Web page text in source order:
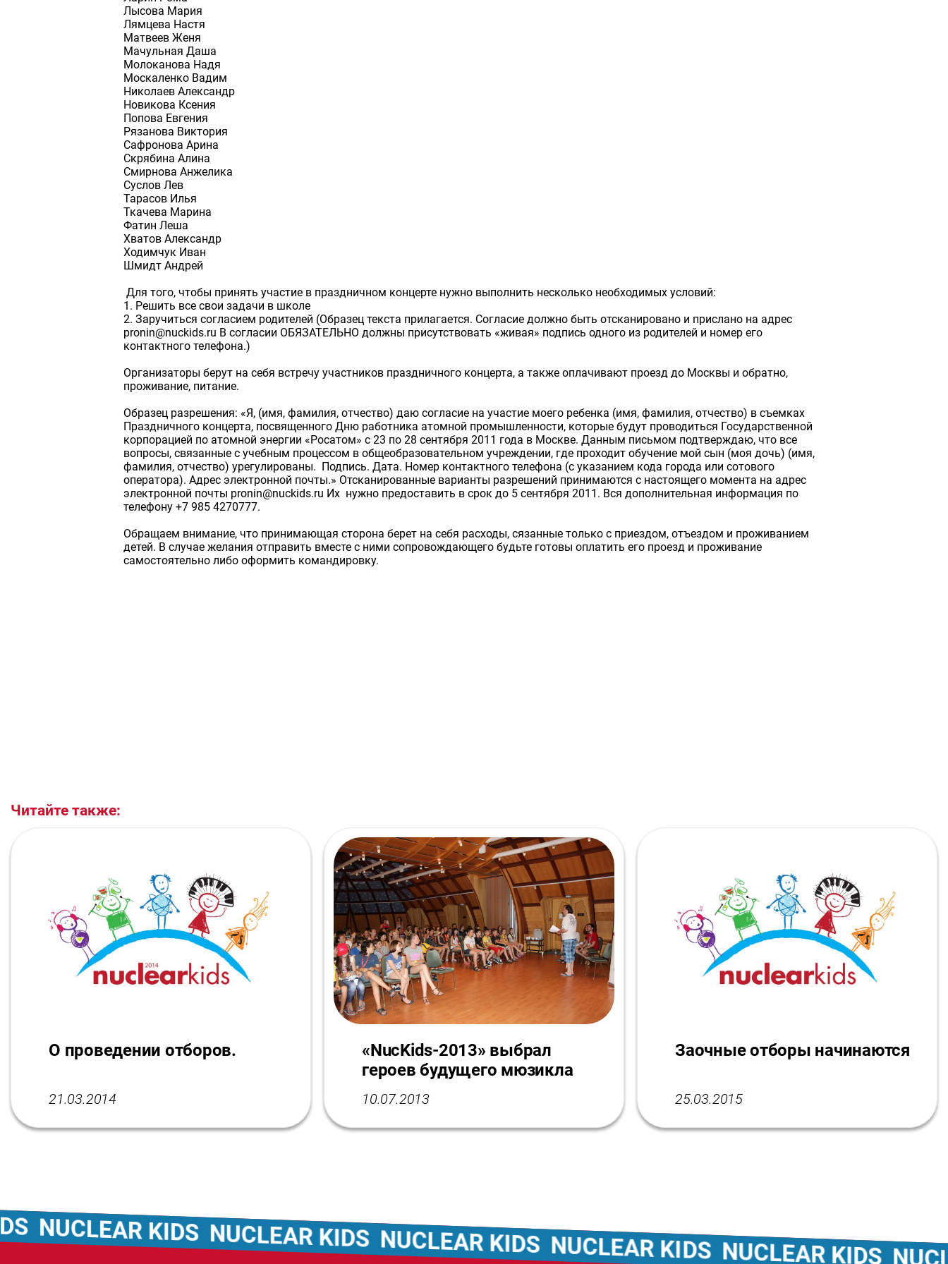
Лысова Мария
Лямцева Настя
Матвеев Женя
Мачульная Даша
Молоканова Надя
Москаленко Вадим
Николаев Александр
Новикова Ксения
Попова Евгения
Рязанова Виктория
Сафронова Арина
Скрябина Алина
Смирнова Анжелика
Суслов Лев
Тарасов Илья
Ткачева Марина
Фатин Леша
Хватов Александр
Ходимчук Иван
Шмидт Андрей
Для того, чтобы принять участие в праздничном концерте нужно выполнить несколько необходимых условий:
1. Решить все свои задачи в школе
2. Заручиться согласием родителей (Образец текста прилагается. Согласие должно быть отсканировано и прислано на адрес
pronin@nuckids.ru В согласии ОБЯЗАТЕЛЬНО должны присутствовать «живая» подпись одного из родителей и номер его
контактного телефона.)
Организаторы берут на себя встречу участников праздничного концерта, а также оплачивают проезд до Москвы и обратно,
проживание, питание.
Образец разрешения: «Я, (имя, фамилия, отчество) даю согласие на участие моего ребенка (имя, фамилия, отчество) в съемках
Праздничного концерта, посвященного Дню работника атомной промышленности, которые будут проводиться Государственной
корпорацией по атомной энергии «Росатом» с 23 по 28 сентября 2011 года в Москве. Данным письмом подтверждаю, что все
вопросы, связанные с учебным процессом в общеобразовательном учреждении, где проходит обучение мой сын (моя дочь) (имя,
фамилия, отчество) урегулированы. Подпись. Дата. Номер контактного телефона (с указанием кода города или сотового
оператора). Адрес электронной почты.» Отсканированные варианты разрешений принимаются с настоящего момента на адрес
электронной почты pronin@nuckids.ru Их нужно предоставить в срок до 5 сентября 2011. Вся дополнительная информация по
телефону +7 985 4270777.
Обращаем внимание, что принимающая сторона берет на себя расходы, сязанные только с приездом, отъездом и проживанием
детей. В случае желания отправить вместе с ними сопровождающего будьте готовы оплатить его проезд и проживание
самостоятельно либо оформить командировку.
Читайте также:
О проведении отборов.
21.03.2014
«NucKids-2013» выбрал
героев будущего мюзикла
10.07.2013
Заочные отборы начинаются
25.03.2015
NUCLEAR KIDS NUCLEAR KIDS NUCLEAR KIDS NUCLEAR KIDS NUCLEAR KIDS